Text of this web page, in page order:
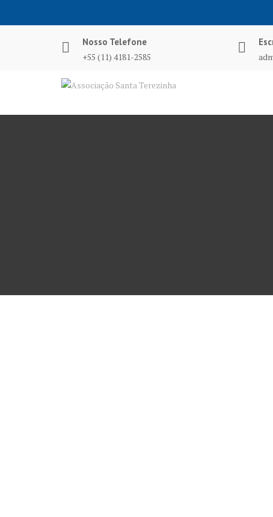
Nosso Telefone
+55 (11) 4181-2585